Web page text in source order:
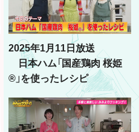
2025年1月11日放送
日本ハム「国産鶏肉 桜姫
®」を使ったレシピ